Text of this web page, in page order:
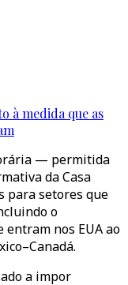
à medida que as
— permitida
da Casa
para setores que
o
nos EUA ao
a impor